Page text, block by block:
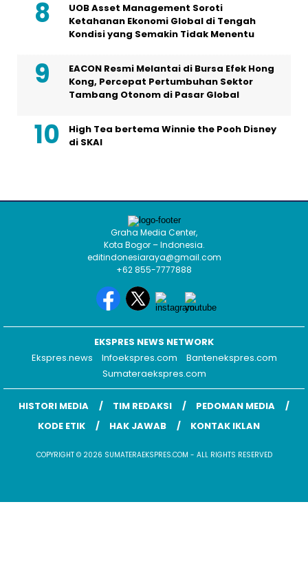
UOB Asset Management Soroti
Ketahanan Ekonomi Global di Tengah
Kondisi yang Semakin Tidak Menentu
EACON Resmi Melantai di Bursa Efek Hong
Kong, Percepat Pertumbuhan Sektor
Tambang Otonom di Pasar Global
High Tea bertema Winnie the Pooh Disney
di SKAI
Graha Media Center,
Kota Bogor – Indonesia.
editindonesiaraya@gmail.com
+62 855-7777888
EKSPRES NEWS NETWORK
Ekspres.news
Infoekspres.com
Bantenekspres.com
Sumateraekspres.com
HISTORI MEDIA TIM REDAKSI
PEDOMAN MEDIA
KODE ETIK
HAK JAWAB KONTAK IKLAN
COPYRIGHT © 2026 SUMATERAEKSPRES.COM - ALL RIGHTS RESERVED